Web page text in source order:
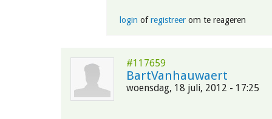
login ofregistreerom te reageren
#117659
BartVanhauwaert
woensdag, 18 juli, 2012 - 17:25